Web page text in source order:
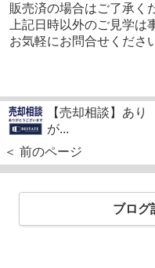
販売済の場合はご了承く
上記日時以外のご見学は
お気軽にお問合せくださ
【売却相談】あり
が...
＜ 前のページ
ブログ